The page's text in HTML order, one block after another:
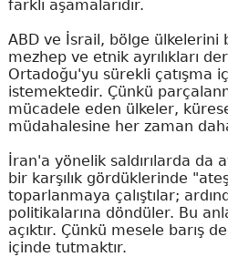
farklı aşamalarıdır.
ABD ve İsrail, bölge ülkelerini
mezhep ve etnik ayrılıkları
Ortadoğu'yu sürekli çatışma
istemektedir. Çünkü
mücadele eden ülkeler,
müdahalesine her zaman
İran'a yönelik saldırılarda da
bir karşılık gördüklerinde
toparlanmaya çalıştılar;
politikalarına döndüler. Bu
açıktır. Çünkü mesele barış
içinde tutmaktır.